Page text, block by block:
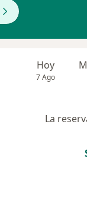
Hoy
7 Ago
La